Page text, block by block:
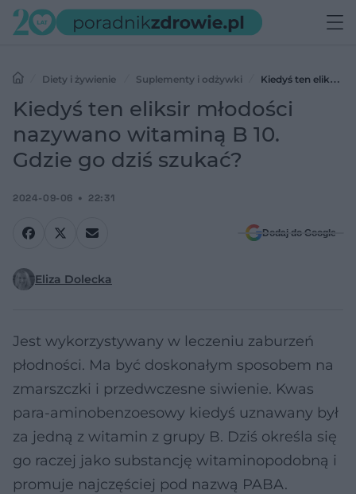
Diety i żywienie Suplementy i odżywki
Kiedyś ten eliksir
młodości nazywano witaminą B 10. Gdzie go dziś szukać?
Kiedyś ten eliksir młodości
nazywano witaminą B 10.
Gdzie go dziś szukać?
2024-09-06 22:31
Dodaj do Google
Eliza Dolecka
Jest wykorzystywany w leczeniu zaburzeń
płodności. Ma być doskonałym sposobem na
zmarszczki i przedwczesne siwienie. Kwas
para-aminobenzoesowy kiedyś uznawany był
za jedną z witamin z grupy B. Dziś określa się
go raczej jako substancję witaminopodobną i
promuje najczęściej pod nazwą PABA.